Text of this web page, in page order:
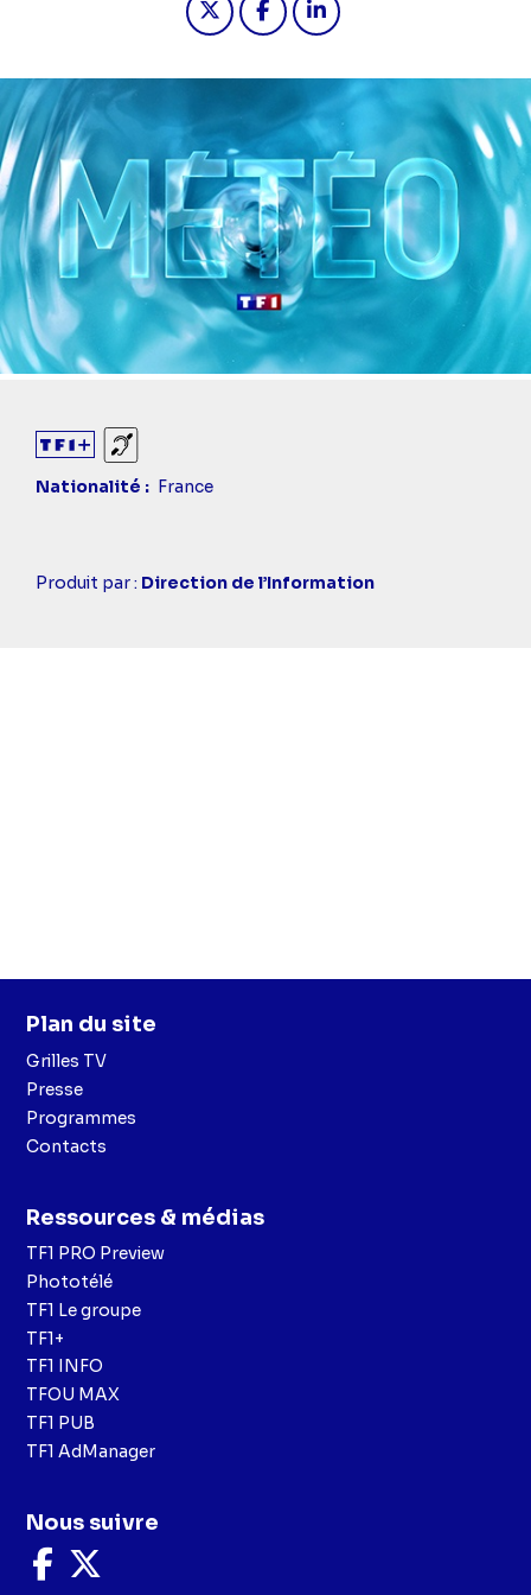
Sourds et malentendants
Nationalité
France
Casting
Produit par : Direction de l’Information
Plan du site
Grilles TV
Presse
Programmes
Contacts
Ressources & médias
TF1 PRO Preview
Phototélé
TF1 Le groupe
TF1+
TF1 INFO
TFOU MAX
TF1 PUB
TF1 AdManager
Nous suivre
Nous
suivre